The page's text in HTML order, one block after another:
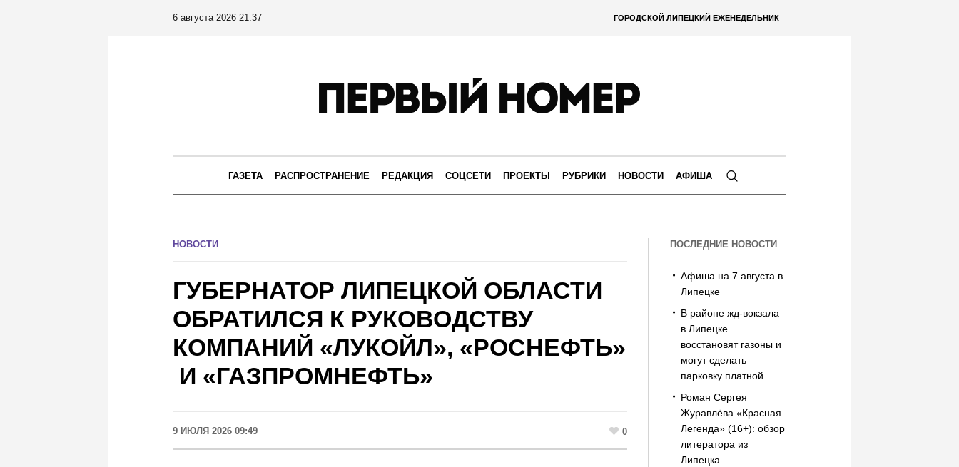
ГОРОДСКОЙ ЛИПЕЦКИЙ ЕЖЕНЕДЕЛЬНИК
6 августа 2026 21:37
ГАЗЕТА РАСПРОСТРАНЕНИЕ РЕДАКЦИЯ СОЦСЕТИ ПРОЕКТЫ РУБРИКИ НОВОСТИ АФИША
НОВОСТИ
ГУБЕРНАТОР ЛИПЕЦКОЙ ОБЛАСТИ
ОБРАТИЛСЯ К РУКОВОДСТВУ
КОМПАНИЙ «ЛУКОЙЛ», «РОСНЕФТЬ»
И «ГАЗПРОМНЕФТЬ»
9 ИЮЛЯ 2026 09:49 0
ПОСЛЕДНИЕ НОВОСТИ
Афиша на 7 августа в
Липецке
В районе жд-вокзала
в Липецке
восстановят газоны и
могут сделать
парковку платной
Роман Сергея
Журавлёва «Красная
Легенда» (16+): обзор
литератора из
Липецка